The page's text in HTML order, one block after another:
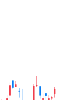
ranges from
ranges from 31.38